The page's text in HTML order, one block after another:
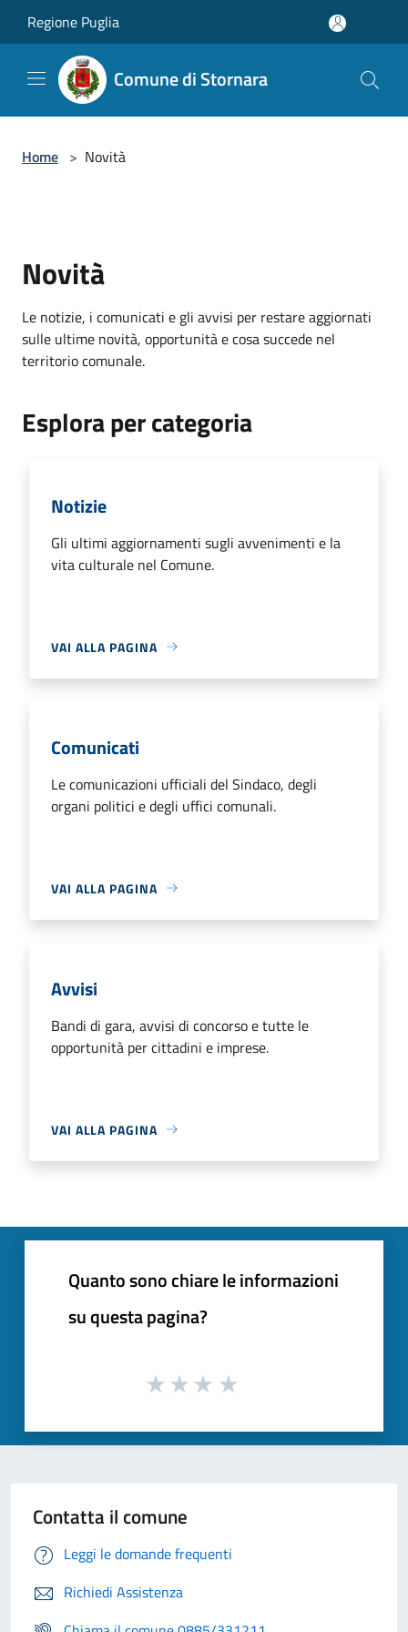
Regione Puglia
Comune di Stornara
Home > Novità
Novità
Le notizie, i comunicati e gli avvisi per restare aggiornati
sulle ultime novità, opportunità e cosa succede nel
territorio comunale.
Esplora per categoria
Notizie
Gli ultimi aggiornamenti sugli avvenimenti e la
vita culturale nel Comune.
VAI ALLA PAGINA
Comunicati
Le comunicazioni ufficiali del Sindaco, degli
organi politici e degli uffici comunali.
VAI ALLA PAGINA
Avvisi
Bandi di gara, avvisi di concorso e tutte le
opportunità per cittadini e imprese.
VAI ALLA PAGINA
Quanto sono chiare le informazioni
su questa pagina?
Contatta il comune
Leggi le domande frequenti
Richiedi Assistenza